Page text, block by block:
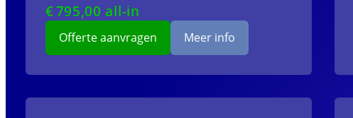
€795,00 all-in
Offerte aanvragen Meer info